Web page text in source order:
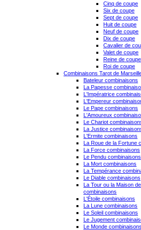
Cinq de coupe
Six de coupe
Sept de coupe
Huit de coupe
Neuf de coupe
Dix de coupe
Cavalier de
Valet de coupe
Reine de coupe
Roi de coupe
Combinaisons Tarot de
Bateleur combinaisons
La Papesse
L'Impératrice
L'Empereur
Le Pape combinaisons
L'Amoureux
Le Chariot
La Justice
L'Ermite combinaisons
La Roue de la Fortune
La Force combinaisons
Le Pendu combinaisons
La Mort combinaisons
La Tempérance
Le Diable combinaisons
La Tour ou la Maison
combinaisons
L'Étoile combinaisons
La Lune combinaisons
Le Soleil combinaisons
Le Jugement
Le Monde combinaisons